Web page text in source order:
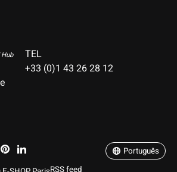
TEL
+33 (0)1 43 26 28 12
RSS feed
Português